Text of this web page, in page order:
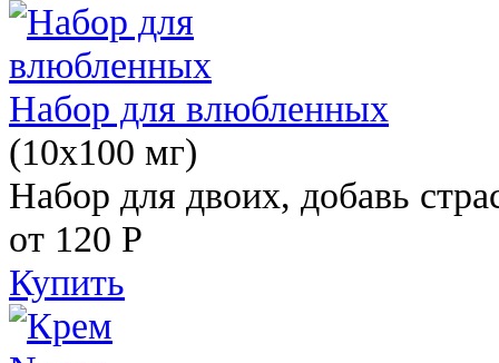
Набор для влюбленных
(10х100 мг)
Набор для двоих, добавь
от 120 Р
Купить